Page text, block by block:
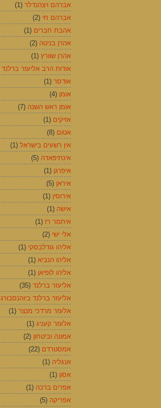
אברהם ויצהנדלר (1)
אברהם חי (2)
אהבת חברים (1)
אהרן בניטה (2)
אהרן שוורץ (1)
אודות הרב אליעזר ברלנד
אודסר (1)
אומן (4)
אומן ראש השנה (7)
אזיקים (1)
אטום (8)
אין רשעים בישראל (1)
אינתיפאדה (5)
איפרגן (1)
איראן (5)
אירוסין (1)
אישה (1)
איתמר רז (1)
אלי ישי (2)
אליהו גודלבסקי (1)
אליהו הנביא (1)
אליהו לופיאן (1)
אליעזר ברלנד (35)
אליעזר ברלנד ביוהנסבורג
אלעזר מרדכי מנצר (1)
אלעזר קעניג (1)
אמונה וביטחון (2)
אמסטרדם (22)
אנגליה (1)
אסון (1)
אפרים ברכה (1)
אפריקה (5)